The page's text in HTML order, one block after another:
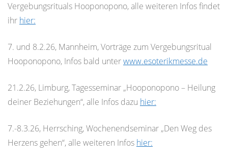
Vergebungsrituals Hooponopono, alle weiteren Infos findet
ihr hier:
7. und 8.2.26, Mannheim, Vorträge zum Vergebungsritual
Hooponopono, Infos bald unterwww.esoterikmesse.de
21.2.26, Limburg, Tagesseminar „Hooponopono – Heilung
deiner Beziehungen“, alle Infos dazu hier:
7.-8.3.26, Herrsching, Wochenendseminar „Den Weg des
Herzens gehen“, alle weiteren Infos hier: